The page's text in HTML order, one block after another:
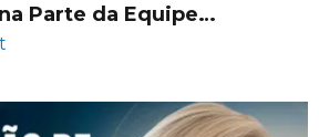
Parte da Equipe…